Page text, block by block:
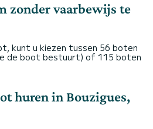
zonder vaarbewijs te
kunt u kiezen tussen 56 boten
de boot bestuurt) of 115 boten
huren in Bouzigues,